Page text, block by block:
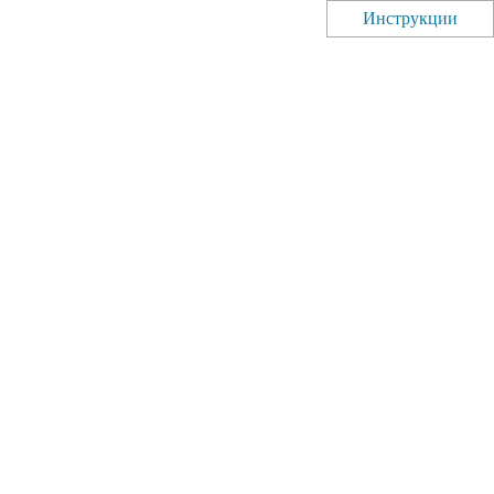
Инструкции